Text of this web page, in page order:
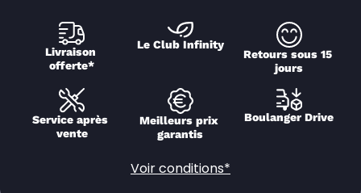
Livraison
offerte*
Le Club Infinity
Retours sous 15
jours
Service après
vente
Meilleurs prix
garantis
Boulanger Drive
Voir conditions*